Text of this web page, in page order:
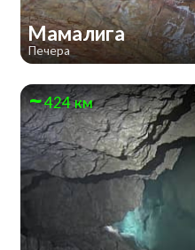
Мамалига
Печера
424 км